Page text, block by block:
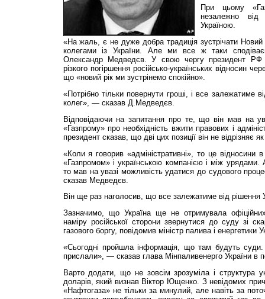
При цьому
незалежно від
Україною.
«На жаль, є не дуже добра традиція зустрічати Новий
колегами із України. Але ми все ж таки
Олександр Медведєв. У свою чергу президент
різкого погіршення російсько-українських відносин
що «новий рік ми зустрінемо спокійно».
«Потрібно тільки повернути гроші, і все залежатиме
колег», — сказав Д.Медведєв.
Відповідаючи на запитання про те, що він мав на
«Газпрому» про необхідність вжити правових і
президент сказав, що дві цих позиції він не відрізняє
«Коли я говорив «адміністративні», то це відносини
«Газпромом» і українською компанією і між урядами.
то мав на увазі можливість удатися до судового
сказав Медведєв.
Він ще раз наголосив, що все залежатиме від рішення
Зазначимо, що Україна ще не отримувала
наміру російської сторони звернутися до суду зі
газового боргу, повідомив міністр палива і енергетики
«Сьогодні пройшла інформація, що там будуть суди.
прислали», — сказав глава Мінпаливенерго України в
Варто додати, що не зовсім зрозуміла і структура
доларів, який визнав Віктор Ющенко. З невідомих
«Нафтогаза» не тільки за минулий, але навіть за